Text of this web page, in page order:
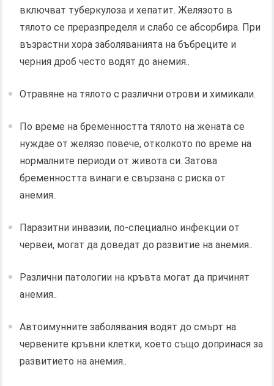
включват туберкулоза и хепатит. Желязото в
тялото се преразпределя и слабо се абсорбира. При
възрастни хора заболяванията на бъбреците и
черния дроб често водят до анемия..
Отравяне на тялото с различни отрови и химикали.
По време на бременността тялото на жената се
нуждае от желязо повече, отколкото по време на
нормалните периоди от живота си. Затова
бременността винаги е свързана с риска от
анемия..
Паразитни инвазии, по-специално инфекции от
червеи, могат да доведат до развитие на анемия..
Различни патологии на кръвта могат да причинят
анемия..
Автоимунните заболявания водят до смърт на
червените кръвни клетки, което също допринася за
развитието на анемия..